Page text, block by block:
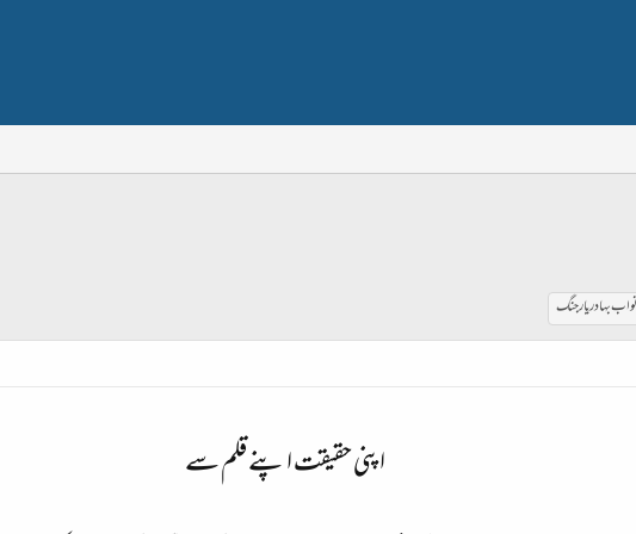
نواب بہادر یار جنگ
اپنی حقیقت اپنے قلم سے